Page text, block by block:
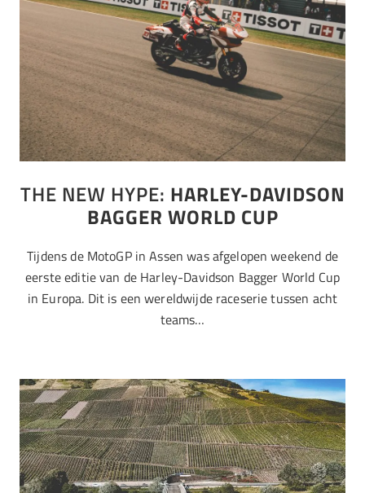
THE NEW HYPE: HARLEY-DAVIDSON
BAGGER WORLD CUP
Tijdens de MotoGP in Assen was afgelopen weekend de
eerste editie van de Harley-Davidson Bagger World Cup
in Europa. Dit is een wereldwijde raceserie tussen acht
teams…